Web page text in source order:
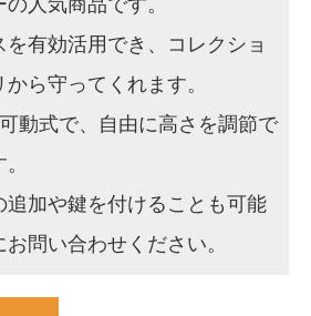
人気商品です。
有効活用でき、コレクショ
ら守ってくれます。
動式で、自由に高さを調節で
追加や鍵を付けることも可能
問い合わせください。